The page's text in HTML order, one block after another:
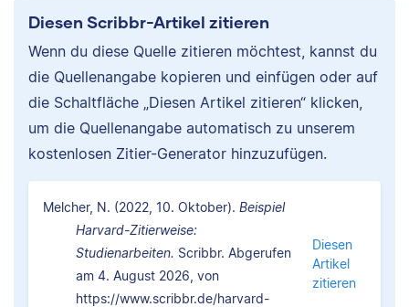
Diesen Scribbr-Artikel zitieren
Wenn du diese Quelle zitieren möchtest, kannst du
die Quellenangabe kopieren und einfügen oder auf
die Schaltfläche „Diesen Artikel zitieren“ klicken,
um die Quellenangabe automatisch zu unserem
kostenlosen Zitier-Generator hinzuzufügen.
Melcher, N. (2022, 10. Oktober). Beispiel
Harvard-Zitierweise:
Studienarbeiten. Scribbr. Abgerufen
am 4. August 2026, von
https://www.scribbr.de/harvard-
Diesen
Artikel
zitieren